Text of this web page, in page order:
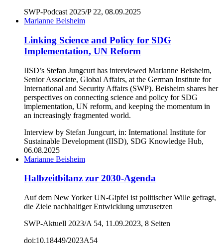
SWP-Podcast 2025/P 22, 08.09.2025
Marianne Beisheim
Linking Science and Policy for SDG
Implementation, UN Reform
IISD’s Stefan Jungcurt has interviewed Marianne Beisheim,
Senior Associate, Global Affairs, at the German Institute for
International and Security Affairs (SWP). Beisheim shares her
perspectives on connecting science and policy for SDG
implementation, UN reform, and keeping the momentum in
an increasingly fragmented world.
Interview by Stefan Jungcurt, in: International Institute for
Sustainable Development (IISD), SDG Knowledge Hub,
06.08.2025
Marianne Beisheim
Halbzeitbilanz zur 2030-Agenda
Auf dem New Yorker UN-Gipfel ist politischer Wille gefragt,
die Ziele nachhaltiger Entwicklung umzusetzen
SWP-Aktuell 2023/A 54, 11.09.2023, 8 Seiten
doi:10.18449/2023A54